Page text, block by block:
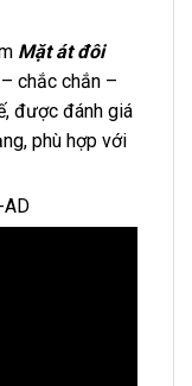
Mặt át đôi
chắc chắn –
được đánh giá
phù hợp với
AD